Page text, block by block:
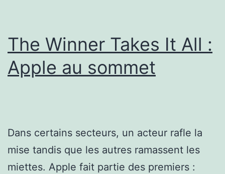
The Winner Takes It All :
Apple au sommet
Dans certains secteurs, un acteur rafle la
mise tandis que les autres ramassent les
miettes. Apple fait partie des premiers :